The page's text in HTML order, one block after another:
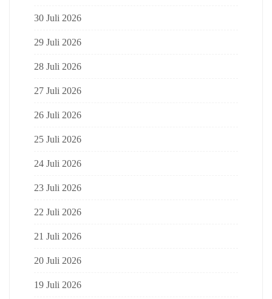
30 Juli 2026
29 Juli 2026
28 Juli 2026
27 Juli 2026
26 Juli 2026
25 Juli 2026
24 Juli 2026
23 Juli 2026
22 Juli 2026
21 Juli 2026
20 Juli 2026
19 Juli 2026